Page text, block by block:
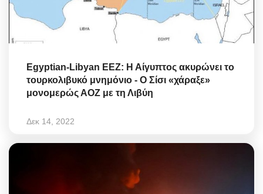
Egyptian-Libyan EEZ: Η Αίγυπτος ακυρώνει το
τουρκολιβυκό μνημόνιο - Ο Σίσι «χάραξε»
μονομερώς ΑΟΖ με τη Λιβύη
Δεκ 14, 2022